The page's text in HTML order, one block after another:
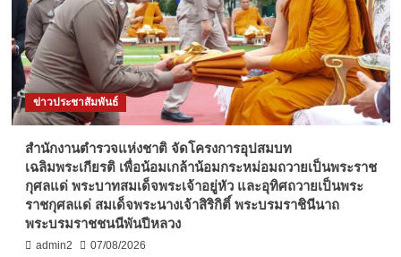
ข่าวประชาสัมพันธ์
สำนักงานตำรวจแห่งชาติ จัดโครงการอุปสมบท
เฉลิมพระเกียรติ เพื่อน้อมเกล้าน้อมกระหม่อมถวายเป็นพระราช
กุศลแด่ พระบาทสมเด็จพระเจ้าอยู่หัว และอุทิศถวายเป็นพระ
ราชกุศลแด่ สมเด็จพระนางเจ้าสิริกิติ์ พระบรมราชินีนาถ
พระบรมราชชนนีพันปีหลวง
admin2 07/08/2026